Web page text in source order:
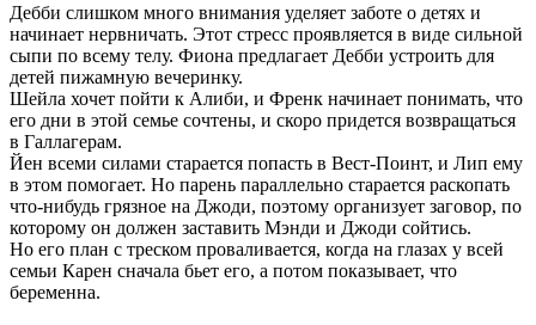
Дебби слишком много внимания уделяет заботе о детях и
начинает нервничать. Этот стресс проявляется в виде сильной
сыпи по всему телу. Фиона предлагает Дебби устроить для
детей пижамную вечеринку.
Шейла хочет пойти к Алиби, и Френк начинает понимать, что
его дни в этой семье сочтены, и скоро придется возвращаться
в Галлагерам.
Йен всеми силами старается попасть в Вест-Поинт, и Лип ему
в этом помогает. Но парень параллельно старается раскопать
что-нибудь грязное на Джоди, поэтому организует заговор, по
которому он должен заставить Мэнди и Джоди сойтись.
Но его план с треском проваливается, когда на глазах у всей
семьи Карен сначала бьет его, а потом показывает, что
беременна.